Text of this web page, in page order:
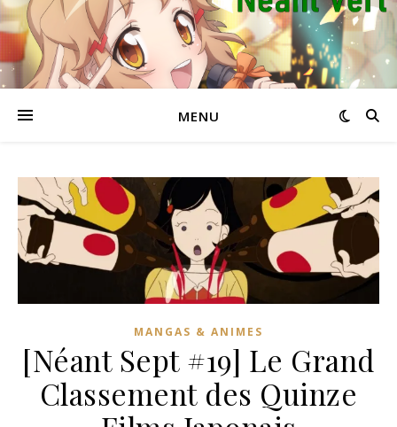
MENU
MANGAS & ANIMES
[Néant Sept #19] Le Grand
Classement des Quinze